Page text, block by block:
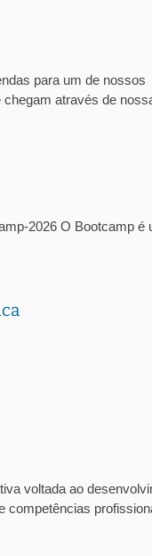
para um de nossos
chegam através de
2026 O Bootcamp é
voltada ao
competências